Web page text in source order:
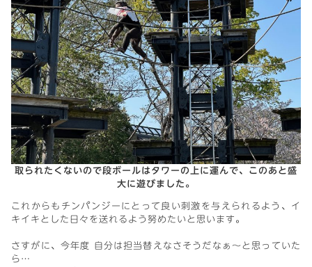
取られたくないので段ボールはタワーの上に運んで、このあと盛
大に遊びました。
これからもチンパンジーにとって良い刺激を与えられるよう、イ
キイキとした日々を送れるよう努めたいと思います。
さすがに、今年度 自分は担当替えなさそうだなぁ～と思っていた
ら…